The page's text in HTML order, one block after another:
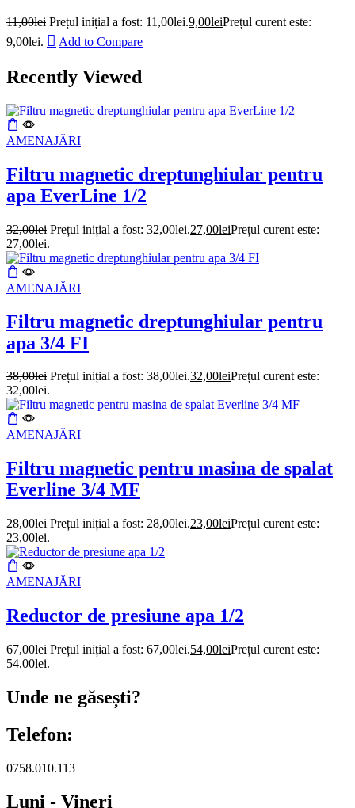
11,00lei Prețul inițial a fost: 11,00lei.9,00leiPrețul curent este:
9,00lei.
Add to Compare
Recently Viewed
AMENAJĂRI
Filtru magnetic dreptunghiular pentru
apa EverLine 1/2
32,00lei Prețul inițial a fost: 32,00lei.27,00leiPrețul curent este:
27,00lei.
AMENAJĂRI
Filtru magnetic dreptunghiular pentru
apa 3/4 FI
38,00lei Prețul inițial a fost: 38,00lei.32,00leiPrețul curent este:
32,00lei.
AMENAJĂRI
Filtru magnetic pentru masina de spalat
Everline 3/4 MF
28,00lei Prețul inițial a fost: 28,00lei.23,00leiPrețul curent este:
23,00lei.
AMENAJĂRI
Reductor de presiune apa 1/2
67,00lei Prețul inițial a fost: 67,00lei.54,00leiPrețul curent este:
54,00lei.
Unde ne găsești?
Telefon:
0758.010.113
Luni - Vineri